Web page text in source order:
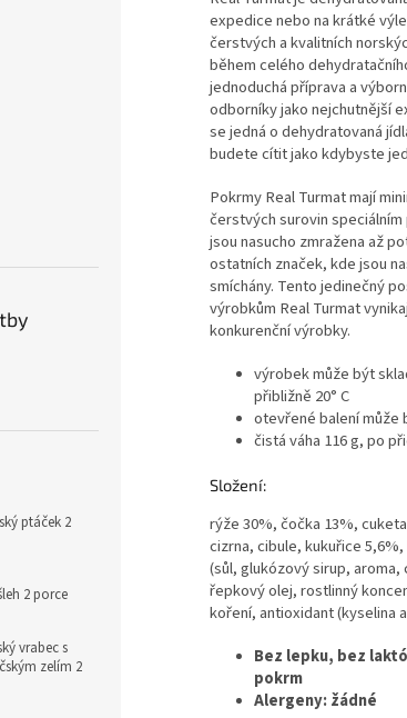
ptáček 2
2 porce
vrabec s
zelím 2
expedice nebo na krátké
čerstvých a kvalitních
během celého
jednoduchá příprava a
odborníky jako nejchutnější
se jedná o dehydratovaná
budete cítit jako kdybyste
Pokrmy Real Turmat mají
čerstvých surovin
jsou nasucho zmražena až
ostatních značek, kde jsou
smíchány. Tento jedinečný
výrobkům Real Turmat
konkurenční výrobky.
výrobek může být
přibližně 20° C
otevřené balení může
čistá váha 116 g, po
Složení:
rýže 30%, čočka 13%,
cizrna, cibule, kukuřice
(sůl, glukózový sirup,
řepkový olej, rostlinný
koření, antioxidant (kyselina
Bez lepku, bez
pokrm
Alergeny: žádné